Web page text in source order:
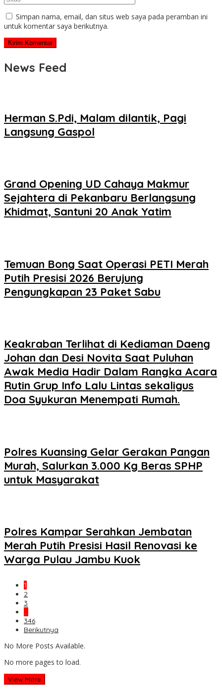
Simpan nama, email, dan situs web saya pada peramban ini
untuk komentar saya berikutnya.
News Feed
Herman S.Pdi, Malam dilantik, Pagi
Langsung Gaspol
Grand Opening UD Cahaya Makmur
Sejahtera di Pekanbaru Berlangsung
Khidmat, Santuni 20 Anak Yatim
Temuan Bong Saat Operasi PETI Merah
Putih Presisi 2026 Berujung
Pengungkapan 23 Paket Sabu
Keakraban Terlihat di Kediaman Daeng
Johan dan Desi Novita Saat Puluhan
Awak Media Hadir Dalam Rangka Acara
Rutin Grup Info Lalu Lintas sekaligus
Doa Syukuran Menempati Rumah.
Polres Kuansing Gelar Gerakan Pangan
Murah, Salurkan 3.000 Kg Beras SPHP
untuk Masyarakat
Polres Kampar Serahkan Jembatan
Merah Putih Presisi Hasil Renovasi ke
Warga Pulau Jambu Kuok
1
2
3
…
346
Berikutnya
No More Posts Available.
No more pages to load.
View More